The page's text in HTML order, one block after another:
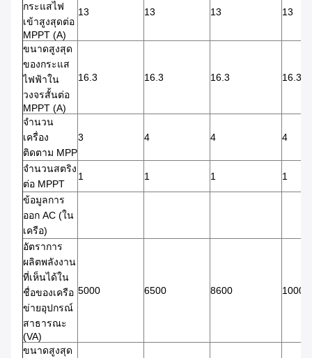
กระแสไฟ
เข้าสูงสุดต่อ
MPPT (A)
13 13 13 13
ขนาดสูงสุด
ของกระแส
ไฟฟ้าใน
วงจรสั้นต่อ
MPPT (A)
16.3 16.3 16.3 16.3
จํานวน
เครื่อง
ติดตาม MPP
3 4 4 4
จํานวนสตริง
ต่อ MPPT
1 1 1 1
ข้อมูลการ
ออก AC (ใน
เครือ)
อัตราการ
ผลิตพลังงาน
ที่เห็นได้ใน
ชื่อของเครือ
ข่ายอุปกรณ์
สาธารณะ
(VA)
5000 6500 8600 10000
ขนาดสูงสุด